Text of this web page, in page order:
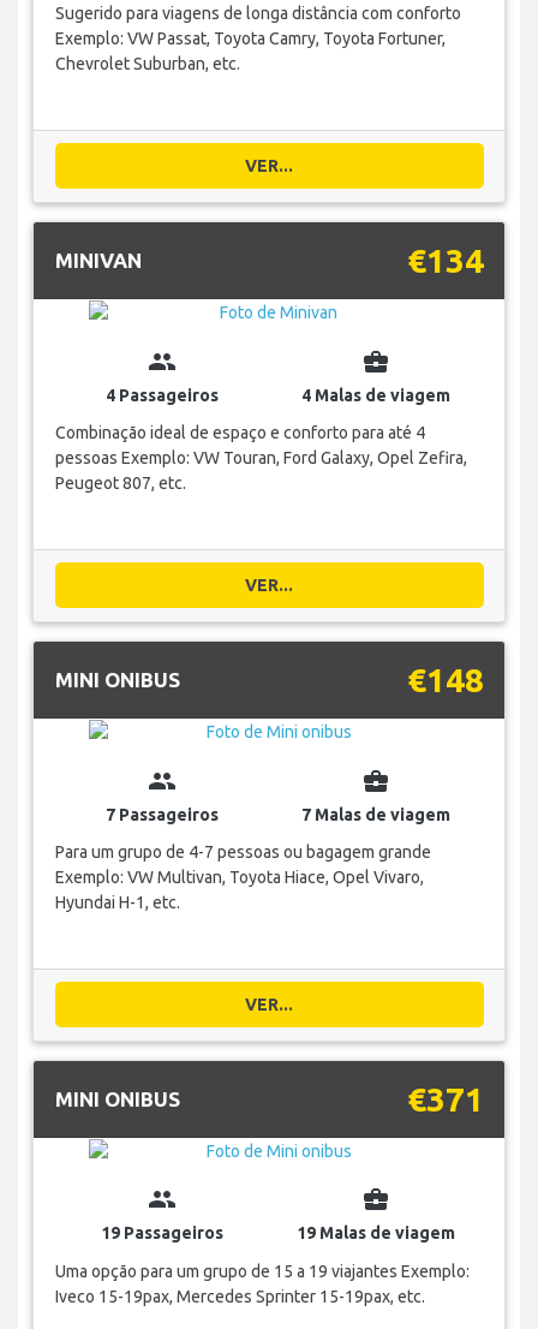
Sugerido para viagens de longa distância com conforto
Exemplo: VW Passat, Toyota Camry, Toyota Fortuner,
Chevrolet Suburban, etc.
VER...
MINIVAN €134
group
4 Passageiros
business_center
4 Malas de viagem
Combinação ideal de espaço e conforto para até 4
pessoas Exemplo: VW Touran, Ford Galaxy, Opel Zefira,
Peugeot 807, etc.
VER...
MINI ONIBUS €148
group
7 Passageiros
business_center
7 Malas de viagem
Para um grupo de 4-7 pessoas ou bagagem grande
Exemplo: VW Multivan, Toyota Hiace, Opel Vivaro,
Hyundai H-1, etc.
VER...
MINI ONIBUS €371
group
19 Passageiros
business_center
19 Malas de viagem
Uma opção para um grupo de 15 a 19 viajantes Exemplo:
Iveco 15-19pax, Mercedes Sprinter 15-19pax, etc.